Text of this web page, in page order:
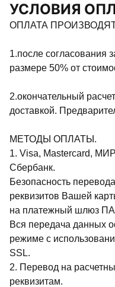
УСЛОВИЯ
ОПЛАТА
1.после согласования
размере 50% от
2.окончательный
доставкой.
МЕТОДЫ ОПЛАТЫ.
1. Visa, Mastercard,
Сбербанк.
Безопасность
реквизитов Вашей
на платежный шлюз
Вся передача данных
режиме с
SSL.
2. Перевод на
реквизитам.